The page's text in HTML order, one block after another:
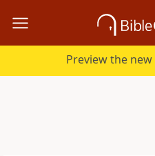
Preview the new